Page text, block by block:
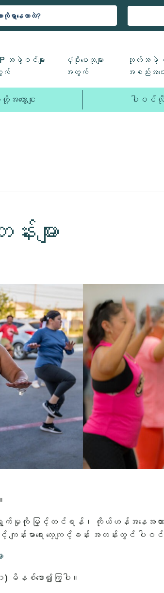
အဖွဲ့ဝင်များ
က်
ပံ့ပိုးပေးသူများ
အတွက်
ဘုတ်အဖွဲ့ မန်
အစည်းအဝေး
အကွောငျး ပါဝင်
ျား
နှိုင်းဆောင်ရွက်မှုကို မြှင့်တင်ရန်၊ ကိုယ်ဟန်
ကျန်းမာရေး လေ့ကျင့်ခန်း အတန်းတွင် ပါဝ
စ်စော၍ကြွပါ။